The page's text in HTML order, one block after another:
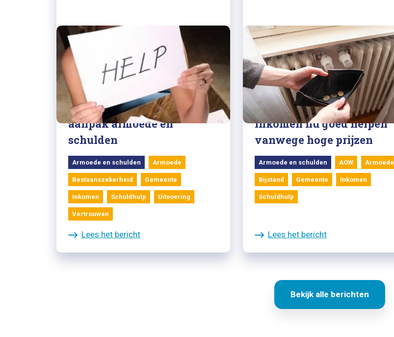
24/01/2019
Meer aandacht voor brede
aanpak armoede en
schulden
Armoede en schulden Armoede
Bestaanszekerheid Gemeente
Inkomen Schuldhulp Uitvoering
Vertrouwen
Lees het bericht
15/03/2022
Mensen met een laag
inkomen nú goed helpen
vanwege hoge prijzen
Armoede en schulden AOW Armoede
Bijstand Gemeente Inkomen
Schuldhulp
Lees het bericht
Bekijk alle berichten